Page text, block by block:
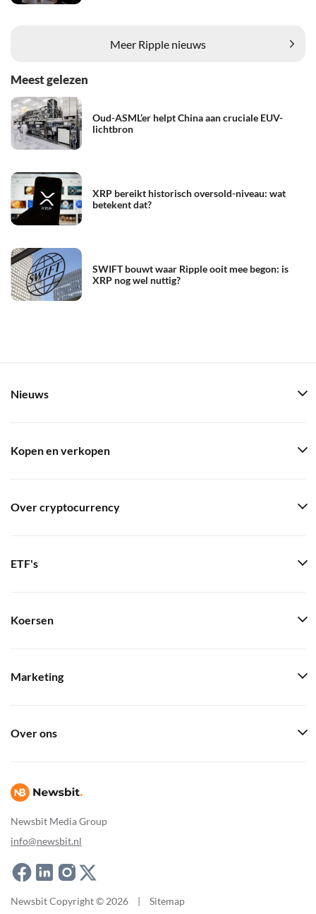
Meer Ripple nieuws
Meest gelezen
Oud-ASML’er helpt China aan cruciale EUV-
lichtbron
XRP bereikt historisch oversold-niveau: wat
betekent dat?
SWIFT bouwt waar Ripple ooit mee begon: is
XRP nog wel nuttig?
Newsbit Media Group
info@newsbit.nl
Nieuws
Kopen en verkopen
Over cryptocurrency
ETF's
Koersen
Marketing
Over ons
Newsbit Copyright © 2026 | Sitemap